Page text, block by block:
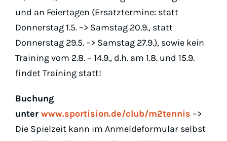
und an Feiertagen (Ersatztermine: statt
Donnerstag 1.5. –> Samstag 20.9., statt
Donnerstag 29.5. –> Samstag 27.9.), sowie kein
Training vom 2.8. – 14.9., d.h. am 1.8. und 15.9.
findet Training statt!
Buchung
unter www.sportision.de/club/m2tennis –>
Die Spielzeit kann im Anmeldeformular selbst